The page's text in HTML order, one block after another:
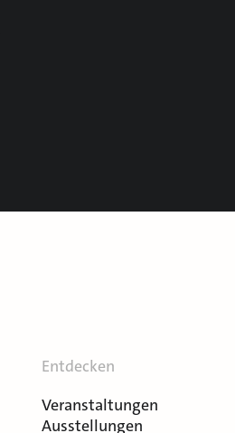
Entdecken
Veranstaltungen
Ausstellungen